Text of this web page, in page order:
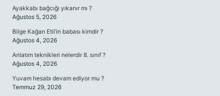
Ayakkabı bağcığı yıkanır mı ?
Ağustos 5, 2026
Bilge Kağan Etil’in babası kimdir ?
Ağustos 4, 2026
Anlatım teknikleri nelerdir 8. sınıf ?
Ağustos 4, 2026
Yuvam hesabı devam ediyor mu ?
Temmuz 29, 2026